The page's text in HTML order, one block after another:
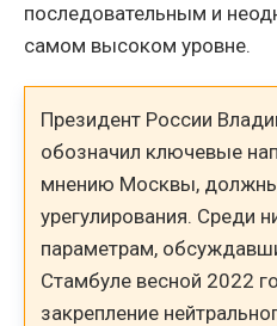
последовательным и
самом высоком уровне.
Президент России
обозначил ключевые
мнению Москвы, должны
урегулирования. Среди
параметрам,
Стамбуле весной 2022
закрепление